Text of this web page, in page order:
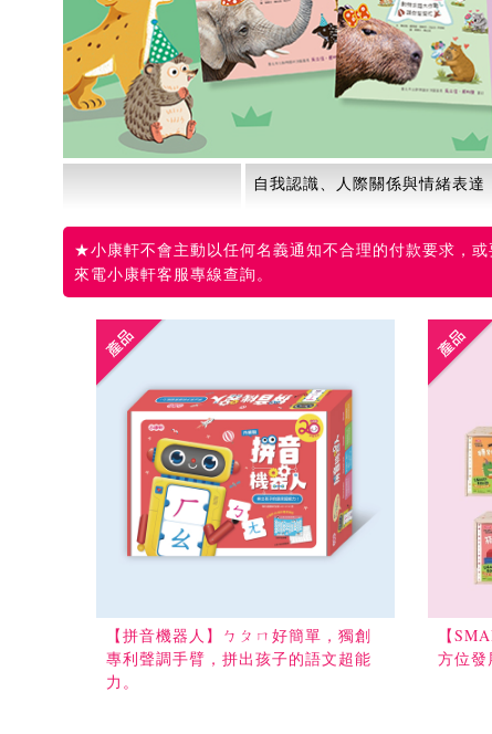
自我認識、人際關係與情緒表達
★小康軒不會主動以任何名義通知不合理的付款要求，
來電小康軒客服專線查詢。
【拼音機器人】ㄅㄆㄇ好簡單，獨創
專利聲調手臂，拼出孩子的語文超能
力。
【
方位發